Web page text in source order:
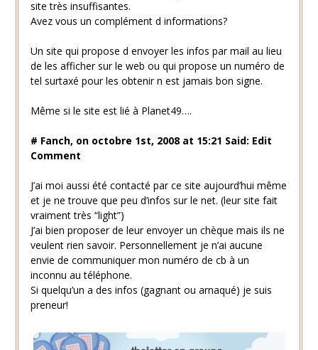
site très insuffisantes.
Avez vous un complément d informations?
Un site qui propose d envoyer les infos par mail au lieu
de les afficher sur le web ou qui propose un numéro de
tel surtaxé pour les obtenir n est jamais bon signe.
Même si le site est lié à Planet49….
# Fanch, on octobre 1st, 2008 at 15:21 Said: Edit
Comment
J’ai moi aussi été contacté par ce site aujourd’hui même
et je ne trouve que peu d’infos sur le net. (leur site fait
vraiment très “light”)
J’ai bien proposer de leur envoyer un chèque mais ils ne
veulent rien savoir. Personnellement je n’ai aucune
envie de communiquer mon numéro de cb à un
inconnu au téléphone.
Si quelqu’un a des infos (gagnant ou arnaqué) je suis
preneur!